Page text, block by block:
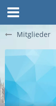
Mitglieder